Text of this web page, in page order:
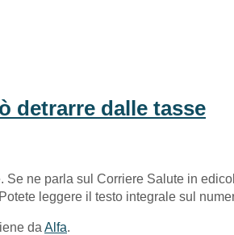
detrarre dalle tasse
ne parla sul Corriere Salute in
leggere il testo integrale sul
da Alfa.